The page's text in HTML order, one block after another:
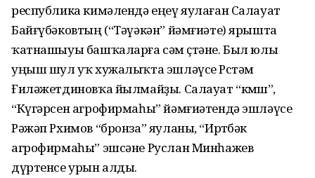
республика кимәлендә еңеү яулаған Салауат
Байғүбәковтың (“Тәүәкән” йәмғиәте) ярышта
ҡатнашыуы башҡаларға сәм өҫтәне. Был юлы
уңыш шул уҡ хужалыҡта эшләүсе Рөстәм
Ғиләжетдиновҡа йылмайҙы. Салауат “көмөш”,
“Күгәрсен агрофирмаһы” йәмғиәтендә эшләүсе
Рәжәп Рхимов “бронза” яуланы, “Иртөбәк
агрофирмаһы” эшсәне Руслан Минһажев
дүртенсе урын алды.